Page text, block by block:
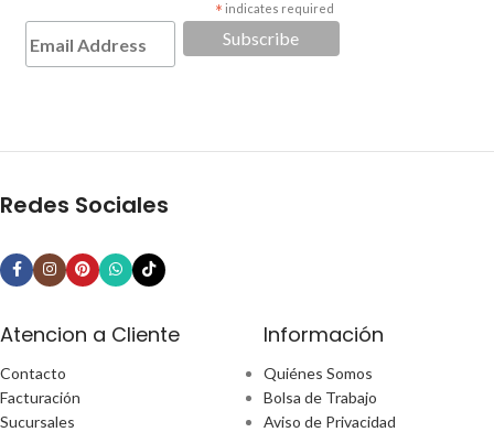
* indicates required
Redes Sociales
Atencion a Cliente
Contacto
Facturación
Sucursales
Información
Quiénes Somos
Bolsa de Trabajo
Aviso de Privacidad